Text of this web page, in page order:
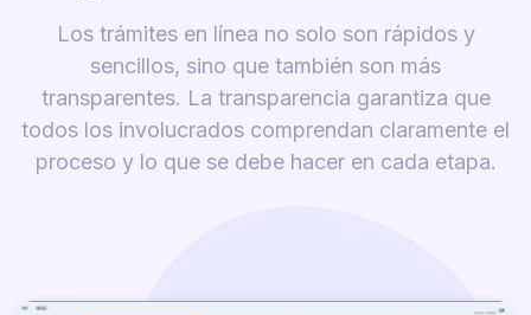
Los trámites en línea no solo son rápidos y
sencillos, sino que también son más
transparentes. La transparencia garantiza que
todos los involucrados comprendan claramente el
proceso y lo que se debe hacer en cada etapa.